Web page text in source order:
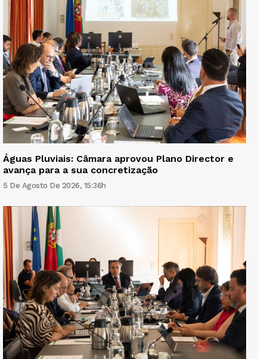
Águas Pluviais: Câmara aprovou Plano Director e
avança para a sua concretização
5 De Agosto De 2026, 15:36h